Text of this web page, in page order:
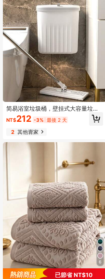
简易浴室垃圾桶，壁挂式大容量垃圾
桶，具有防水承重功能，适用于家庭
和卫生间家居浴室装饰浴室收纳秋季
装饰返校
NT$212 -3% 最後 2 天
2其他賣家
6
已節省 NT$10